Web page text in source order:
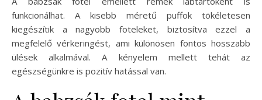
funkcionálhat. A kisebb méretű puffok tökéletesen
kiegészítik a nagyobb foteleket, biztosítva ezzel a
megfelelő vérkeringést, ami különösen fontos hosszabb
ülések alkalmával. A kényelem mellett tehát az
egészségünkre is pozitív hatással van.